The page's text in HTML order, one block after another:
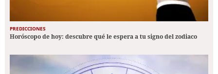
PREDICCIONES
Horóscopo de hoy: descubre qué le espera a tu signo del zodiaco